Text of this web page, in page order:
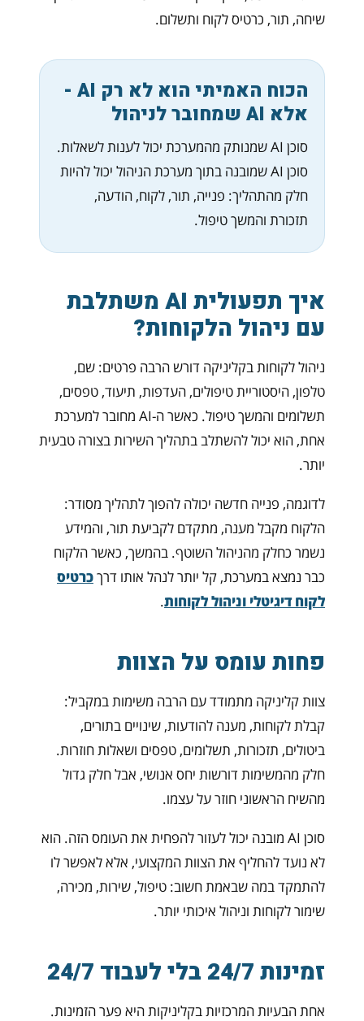
שיחה, תור, כרטיס לקוח ותשלום.
הכוח האמיתי הוא לא רק AI -
אלא AI שמחובר לניהול
סוכן AI שמנותק מהמערכת יכול לענות לשאלות.
סוכן AI שמובנה בתוך מערכת הניהול יכול להיות
חלק מהתהליך: פנייה, תור, לקוח, הודעה,
תזכורת והמשך טיפול.
איך תפעולית AI משתלבת
עם ניהול הלקוחות?
ניהול לקוחות בקליניקה דורש הרבה פרטים: שם,
טלפון, היסטוריית טיפולים, העדפות, תיעוד, טפסים,
תשלומים והמשך טיפול. כאשר ה-AI מחובר למערכת
אחת, הוא יכול להשתלב בתהליך השירות בצורה טבעית
יותר.
לדוגמה, פנייה חדשה יכולה להפוך לתהליך מסודר:
הלקוח מקבל מענה, מתקדם לקביעת תור, והמידע
נשמר כחלק מהניהול השוטף. בהמשך, כאשר הלקוח
כבר נמצא במערכת, קל יותר לנהל אותו דרךכרטיס
לקוח דיגיטלי וניהול לקוחות.
פחות עומס על הצוות
צוות קליניקה מתמודד עם הרבה משימות במקביל:
קבלת לקוחות, מענה להודעות, שינויים בתורים,
ביטולים, תזכורות, תשלומים, טפסים ושאלות חוזרות.
חלק מהמשימות דורשות יחס אנושי, אבל חלק גדול
מהשיח הראשוני חוזר על עצמו.
סוכן AI מובנה יכול לעזור להפחית את העומס הזה. הוא
לא נועד להחליף את הצוות המקצועי, אלא לאפשר לו
להתמקד במה שבאמת חשוב: טיפול, שירות, מכירה,
שימור לקוחות וניהול איכותי יותר.
זמינות 24/7 בלי לעבוד 24/7
אחת הבעיות המרכזיות בקליניקות היא פער הזמינות.